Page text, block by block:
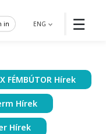
☰
ENG
in
FÉMBÚTOR Hírek
Hírek
Hírek